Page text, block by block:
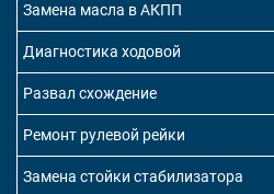
Замена масла в АКПП
Диагностика ходовой
Развал схождение
Ремонт рулевой рейки
Замена стойки стабилизатора